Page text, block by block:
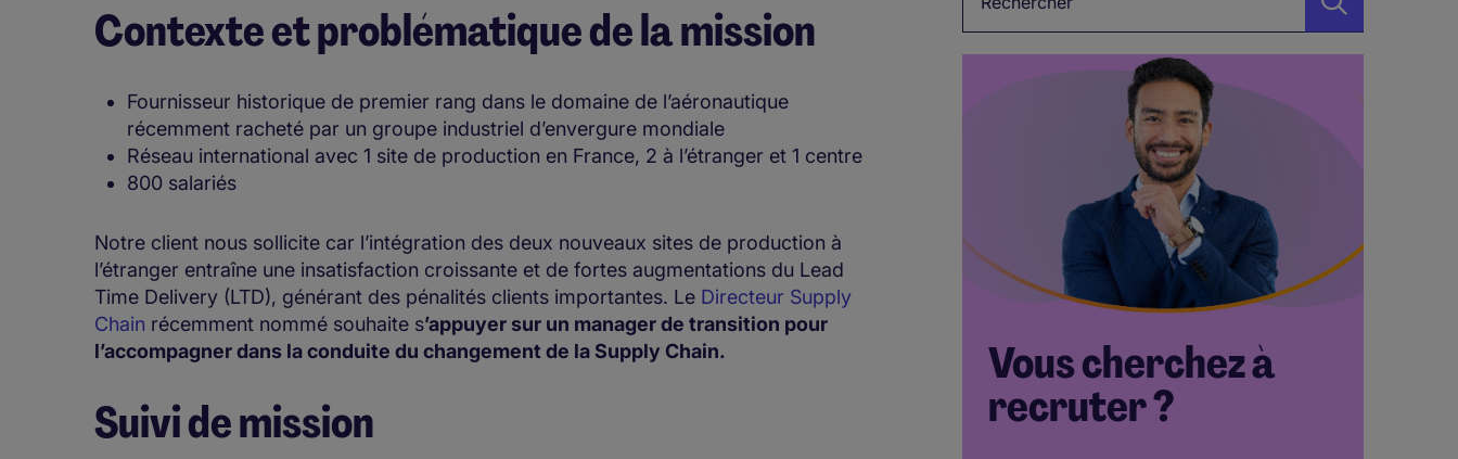
Contexte et problématique de la mission
Fournisseur historique de premier rang dans le domaine de l’aéronautique
récemment racheté par un groupe industriel d’envergure mondiale
Réseau international avec 1 site de production en France, 2 à l’étranger et 1 centre
800 salariés
Notre client nous sollicite car l’intégration des deux nouveaux sites de production à
l’étranger entraîne une insatisfaction croissante et de fortes augmentations du Lead
Time Delivery (LTD), générant des pénalités clients importantes. Le Directeur Supply
Chain récemment nommé souhaite s’appuyer sur un manager de transition pour
l’accompagner dans la conduite du changement de la Supply Chain.
Suivi de mission
Vous cherchez à
recruter ?